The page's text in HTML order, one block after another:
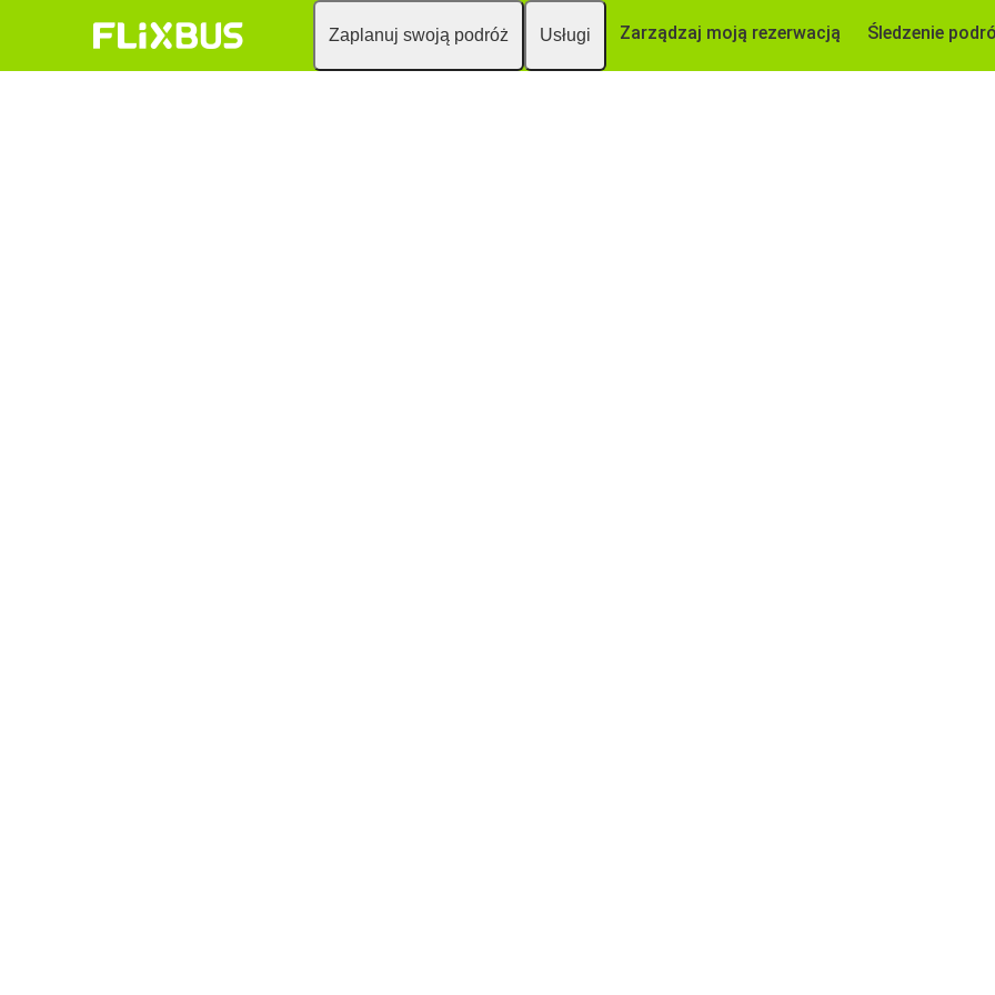
Zaplanuj swoją podróż Usługi Zarządzaj moją rezerwacją Śledzenie